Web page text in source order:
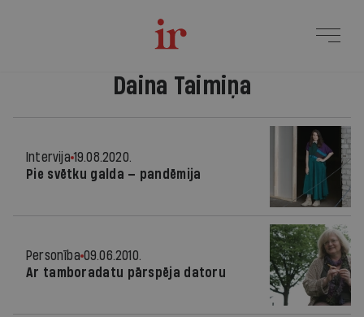
Daina Taimiņa
Intervija 19.08.2020.
Pie svētku galda — pandēmija
Personība 09.06.2010.
Ar tamboradatu pārspēja datoru